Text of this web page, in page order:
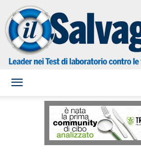
Salvagente